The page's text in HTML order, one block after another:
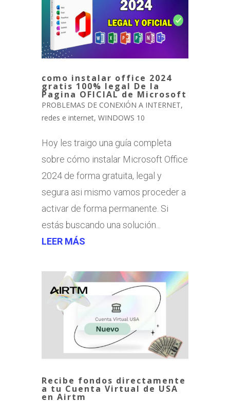
como instalar office 2024
gratis 100% legal De la
Pagina OFICIAL de Microsoft
PROBLEMAS DE CONEXIÓN A INTERNET,
redes e internet, WINDOWS 10
Hoy les traigo una guía completa
sobre cómo instalar Microsoft Office
2024 de forma gratuita, legal y
segura asi mismo vamos proceder a
activar de forma permanente. Si
estás buscando una solución...
LEER MÁS
Recibe fondos directamente
a tu Cuenta Virtual de USA
en Airtm